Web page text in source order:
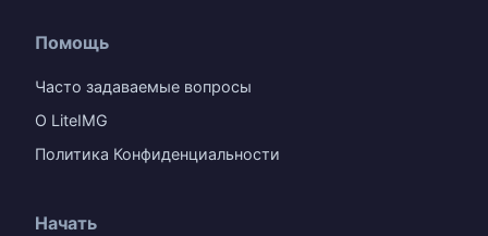
Помощь
Часто задаваемые вопросы
О LiteIMG
Политика Конфиденциальности
Начать